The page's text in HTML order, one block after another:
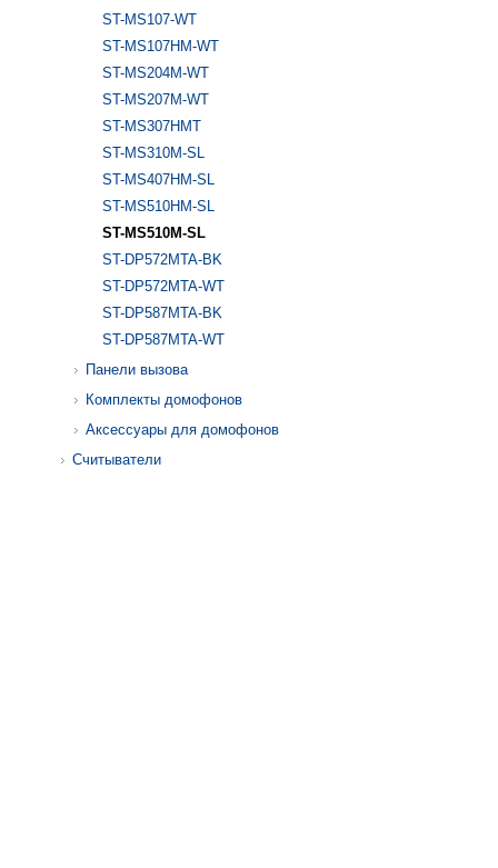
ST-MS107-WT
ST-MS107HM-WT
ST-MS204M-WT
ST-MS207M-WT
ST-MS307HMT
ST-MS310M-SL
ST-MS407HM-SL
ST-MS510HM-SL
ST-MS510M-SL
ST-DP572MTA-BK
ST-DP572MTA-WT
ST-DP587MTA-BK
ST-DP587MTA-WT
Панели вызова
Комплекты домофонов
Аксессуары для домофонов
Считыватели